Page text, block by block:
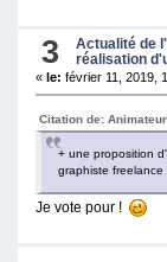
3 Actualité de
réalisation
« le: février 11, 2019,
Citation de: Animateur
+ une proposition
graphiste
Je vote pour !